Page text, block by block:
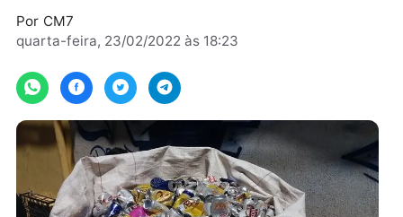
crime
quarta-feira, 23/02/2022 às 18:23